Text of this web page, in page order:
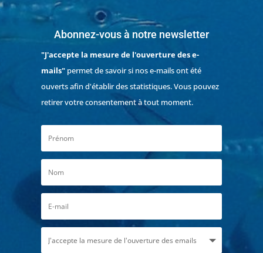
Abonnez-vous à notre newsletter
"J'accepte la mesure de l'ouverture des e-
mails"permet de savoir si nos e-mails ont été
ouverts afin d'établir des statistiques. Vous pouvez
retirer votre consentement à tout moment.